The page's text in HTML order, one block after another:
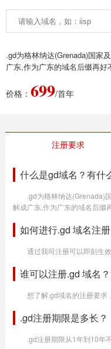
.gd为格林纳达(Grenada)国家
广东,作为广东的域名后缀再好
价格： 699/首年
注册要求
什么是gd域名？有什
.gd为格林纳达(Grenada)
解成广东,作为广东的域名后缀
如何进行.gd 域名注册
通过我司注册可以即刻生效
谁可以注册.gd 域名
想了解.gd域名的注册要求
.gd注册期限是多长？
.gd注册期限从1年到10年不